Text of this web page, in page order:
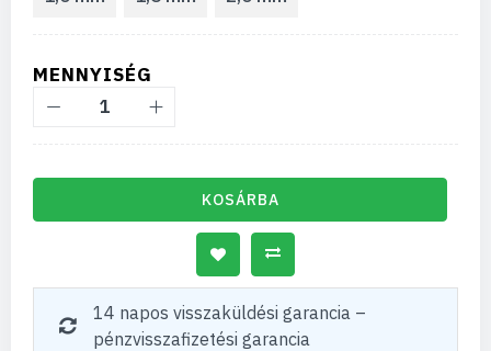
MENNYISÉG
KOSÁRBA
14 napos visszaküldési garancia –
pénzvisszafizetési garancia